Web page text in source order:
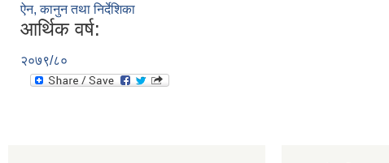
ऐन, कानुन तथा निर्देशिका
आर्थिक वर्ष:
२०७९/८०